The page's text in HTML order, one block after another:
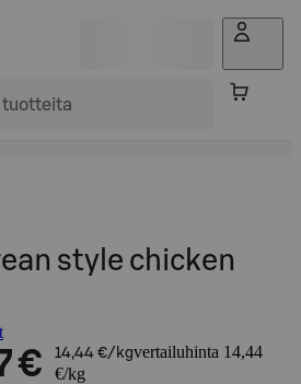
style chicken
€ 14,44 €/kgvertailuhinta 14,44
€/kg